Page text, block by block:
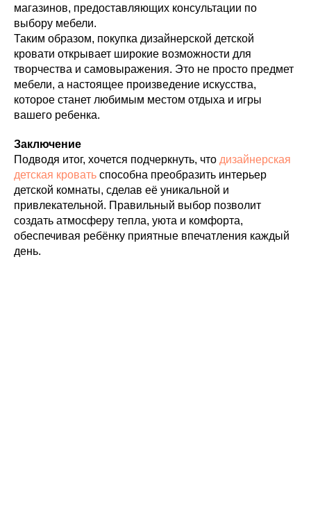
магазинов, предоставляющих консультации по
выбору мебели.
Таким образом, покупка дизайнерской детской
кровати открывает широкие возможности для
творчества и самовыражения. Это не просто предмет
мебели, а настоящее произведение искусства,
которое станет любимым местом отдыха и игры
вашего ребенка.
Заключение
Подводя итог, хочется подчеркнуть, что дизайнерская
детская кровать способна преобразить интерьер
детской комнаты, сделав её уникальной и
привлекательной. Правильный выбор позволит
создать атмосферу тепла, уюта и комфорта,
обеспечивая ребёнку приятные впечатления каждый
день.